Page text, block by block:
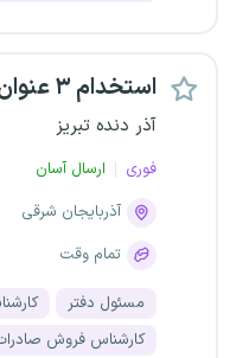
استخدام ۳ عنوان شغلی
آذر دنده تبریز
فوری
ارسال آسان
آذربایجان شرقی
تمام وقت
مسئول دفتر
کارشناس فروش